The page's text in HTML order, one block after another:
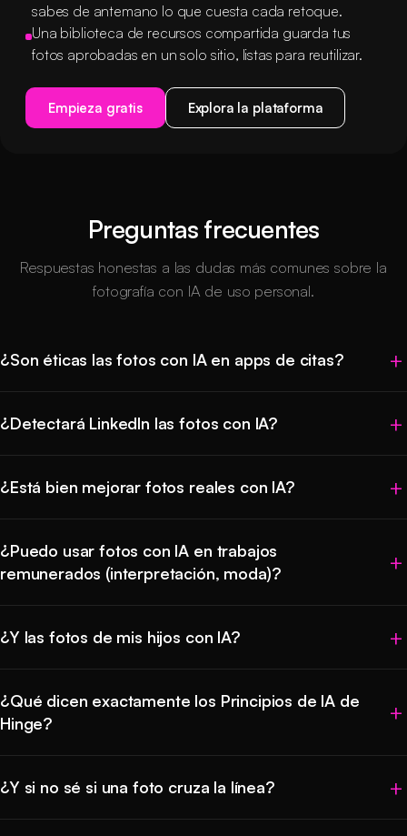
sabes de antemano lo que cuesta cada retoque.
Una biblioteca de recursos compartida guarda tus
fotos aprobadas en un solo sitio, listas para reutilizar.
Empieza gratis Explora la plataforma
Preguntas frecuentes
Respuestas honestas a las dudas más comunes sobre la
fotografía con IA de uso personal.
¿Son éticas las fotos con IA en apps de citas?
¿Detectará LinkedIn las fotos con IA?
¿Está bien mejorar fotos reales con IA?
¿Puedo usar fotos con IA en trabajos
remunerados (interpretación, moda)?
¿Y las fotos de mis hijos con IA?
¿Qué dicen exactamente los Principios de IA de
Hinge?
¿Y si no sé si una foto cruza la línea?